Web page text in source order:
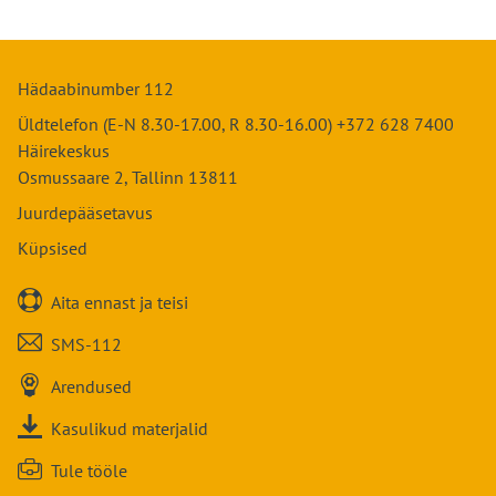
Mai
Juuli
August
September
Oktoober
Detsember
Mai
Juuli
August
September
Oktoober
November
Veebruar
Aprill
Mai
Juuni
Juuli
August
Oktoober
November
Detsember
Hädaabinumber 112
Üldtelefon (E-N 8.30-17.00, R 8.30-16.00) +372 628 7400
Häirekeskus
Osmussaare 2, Tallinn 13811
Juurdepääsetavus
Küpsised
 Aita ennast ja teisi
 SMS-112
 Arendused
 Kasulikud materjalid
 Tule tööle